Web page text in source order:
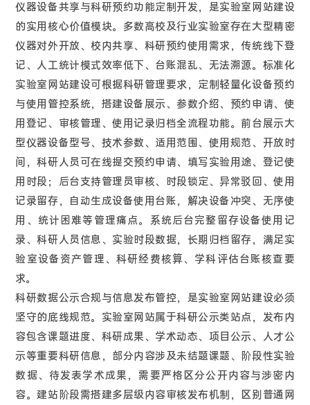
仪器设备共享与科研预约功能定制开发，是实验室网站建设
的实用核心价值模块。多数高校及行业实验室存在大型精密
仪器对外开放、校内共享、科研预约使用需求，传统线下登
记、人工统计模式效率低下、台账混乱、无法溯源。标准化
实验室网站建设可根据科研管理要求，定制轻量化设备预约
与使用管控系统，搭建设备展示、参数介绍、预约申请、使
用登记、审核管理、使用记录归档全流程功能。前台展示大
型仪器设备型号、技术参数、适用范围、使用规范、开放时
间，科研人员可在线提交预约申请、填写实验用途、登记使
用时段；后台支持管理员审核、时段锁定、异常驳回、使用
记录留存，自动生成设备使用台账，解决设备冲突、无序使
用、统计困难等管理痛点。系统后台完整留存设备使用记
录、科研人员信息、实验时段数据，长期归档留存，满足实
验室设备资产管理、科研经费核算、学科评估台账核查要
求。
科研数据公示合规与信息发布管控，是实验室网站建设必须
坚守的底线规范。实验室网站属于科研公示类站点，发布内
容包含课题进度、科研成果、学术动态、项目公示、人才公
示等重要科研信息，部分内容涉及未结题课题、阶段性实验
数据、待发表学术成果，需要严格区分公开内容与涉密内
容。建站阶段需搭建多层级内容审核发布机制，区别普通网